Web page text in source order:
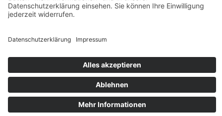
Prozesse vereinfachen, Transparenz schaffen
Weiteren differenzieren Sie sich sichtbar vom
Zahlungsabwicklung hinausgehen und ein
ganzheitliches Prozessverständnis
demonstrieren. Zusätzlich sind Compliance-
Anforderungen von Beginn an mitgedacht –